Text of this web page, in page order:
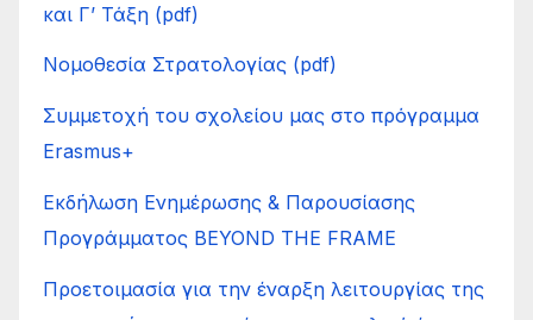
και Γ’ Τάξη (pdf)
Νομοθεσία Στρατολογίας (pdf)
Συμμετοχή του σχολείου μας στο πρόγραμμα
Erasmus+
Εκδήλωση Ενημέρωσης & Παρουσίασης
Προγράμματος BEYOND THE FRAME
Προετοιμασία για την έναρξη λειτουργίας της